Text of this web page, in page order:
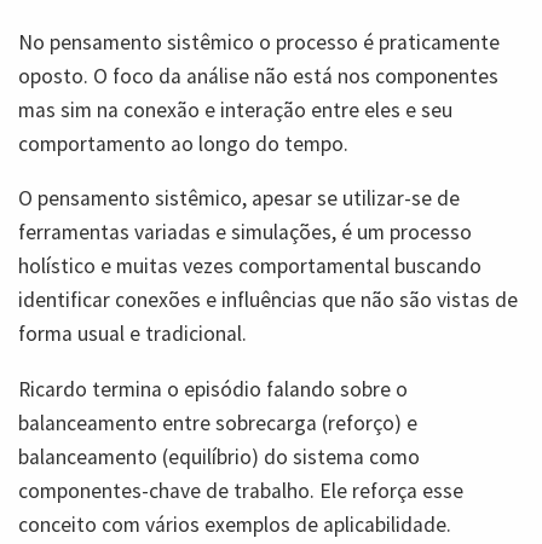
No pensamento sistêmico o processo é praticamente
oposto. O foco da análise não está nos componentes
mas sim na conexão e interação entre eles e seu
comportamento ao longo do tempo.
O pensamento sistêmico, apesar se utilizar-se de
ferramentas variadas e simulações, é um processo
holístico e muitas vezes comportamental buscando
identificar conexões e influências que não são vistas de
forma usual e tradicional.
Ricardo termina o episódio falando sobre o
balanceamento entre sobrecarga (reforço) e
balanceamento (equilíbrio) do sistema como
componentes-chave de trabalho. Ele reforça esse
conceito com vários exemplos de aplicabilidade.